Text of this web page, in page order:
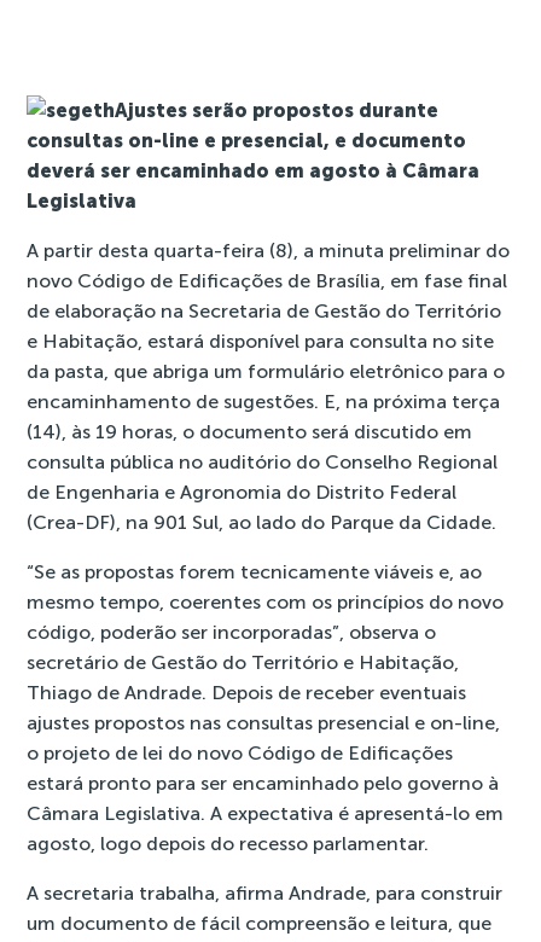
Ajustes serão propostos durante
consultas on-line e presencial, e documento
deverá ser encaminhado em agosto à Câmara
Legislativa
A partir desta quarta-feira (8), a minuta preliminar do
novo Código de Edificações de Brasília, em fase final
de elaboração na Secretaria de Gestão do Território
e Habitação, estará disponível para consulta no site
da pasta, que abriga um formulário eletrônico para o
encaminhamento de sugestões. E, na próxima terça
(14), às 19 horas, o documento será discutido em
consulta pública no auditório do Conselho Regional
de Engenharia e Agronomia do Distrito Federal
(Crea-DF), na 901 Sul, ao lado do Parque da Cidade.
“Se as propostas forem tecnicamente viáveis e, ao
mesmo tempo, coerentes com os princípios do novo
código, poderão ser incorporadas”, observa o
secretário de Gestão do Território e Habitação,
Thiago de Andrade. Depois de receber eventuais
ajustes propostos nas consultas presencial e on-line,
o projeto de lei do novo Código de Edificações
estará pronto para ser encaminhado pelo governo à
Câmara Legislativa. A expectativa é apresentá-lo em
agosto, logo depois do recesso parlamentar.
A secretaria trabalha, afirma Andrade, para construir
um documento de fácil compreensão e leitura, que